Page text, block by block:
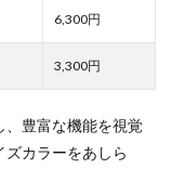
6,300
3,300
、豊富な機能を視覚
カラーをあしら